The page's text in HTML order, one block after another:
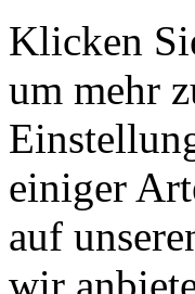
Klicken
um mehr
einiger
auf